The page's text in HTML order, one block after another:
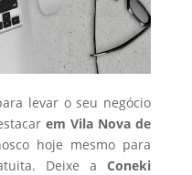
levar o seu negócio
em Vila Nova de
hoje mesmo para
Deixe aConeki